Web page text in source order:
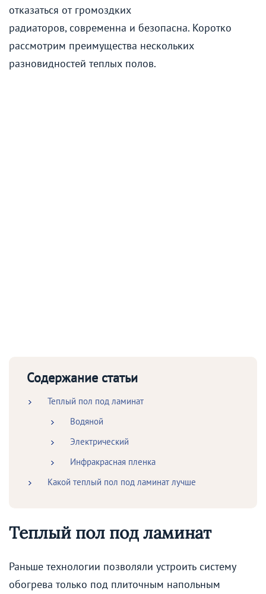
отказаться от громоздких
радиаторов, современна и безопасна. Коротко
рассмотрим преимущества нескольких
разновидностей теплых полов.
Содержание статьи
Теплый пол под ламинат
Водяной
Электрический
Инфракрасная пленка
Какой теплый пол под ламинат лучше
Теплый пол под ламинат
Раньше технологии позволяли устроить систему
обогрева только под плиточным напольным